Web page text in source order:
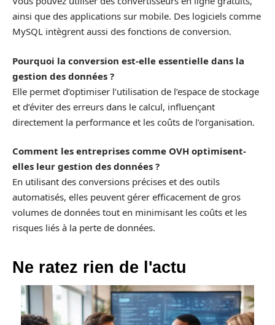
ainsi que des applications sur mobile. Des logiciels comme
MySQL intègrent aussi des fonctions de conversion.
Pourquoi la conversion est-elle essentielle dans la
gestion des données ?
Elle permet d’optimiser l’utilisation de l’espace de stockage
et d’éviter des erreurs dans le calcul, influençant
directement la performance et les coûts de l’organisation.
Comment les entreprises comme OVH optimisent-
elles leur gestion des données ?
En utilisant des conversions précises et des outils
automatisés, elles peuvent gérer efficacement de gros
volumes de données tout en minimisant les coûts et les
risques liés à la perte de données.
Ne ratez rien de l'actu